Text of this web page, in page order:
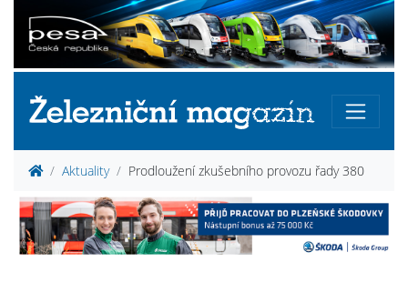
Aktuality Prodloužení zkušebního provozu řady 380